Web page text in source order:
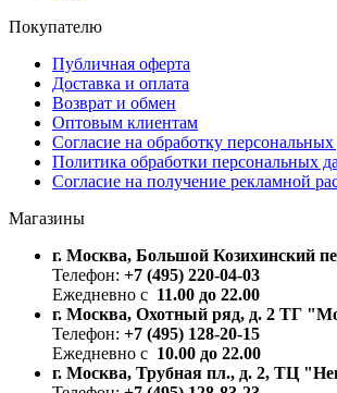
Покупателю
Публичная оферта
Доставка и оплата
Возврат и обмен
Оптовым клиентам
Согласие на обработку
Политика обработки персональных
Согласие на получение рекламной
Магазины
г. Москва, Большой Козихинский
Телефон: +7 (495) 220-04-03
Ежедневно с 11.00 до 22.00
г. Москва, Охотный ряд, д. 2 ТГ
Телефон: +7 (495) 128-20-15
Ежедневно с 10.00 до 22.00
г. Москва, Трубная пл., д. 2, ТЦ